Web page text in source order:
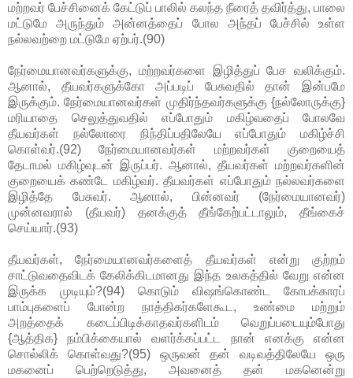
மற்றவர் பேச்சினைக் கேட்டுப் பாலில் கலந்த நீரைத் தவிர்த்து, பாலை
மட்டுமே அருந்தும் அன்னத்தைப் போல அந்தப் பேச்சில் உள்ள
நல்லவற்றை மட்டுமே ஏற்பர்.(90)
நேர்மையானவர்களுக்கு, மற்றவர்களை இழித்துப் பேச வலிக்கும்.
ஆனால், தீயவர்களுக்கோ அப்படிப் பேசுவதில் தான் இன்பமே
இருக்கும். நேர்மையானவர்கள் முதிர்ந்தவர்களுக்கு {நல்லோருக்கு}
மரியாதை செலுத்துவதில் எப்போதும் மகிழ்வதைப் போலவே
தீயவர்கள் நல்லோரை நிந்திப்பதிலேயே எப்போதும் மகிழ்ச்சி
கொள்வர்.(92) நேர்மையானவர்கள் மற்றவர்கள் குறையைத்
தேடாமல் மகிழ்வுடன் இருப்பர். ஆனால், தீயவர்கள் மற்றவர்களின்
குறையைக் கண்டே மகிழ்வர். தீயவர்கள் எப்போதும் நல்லவர்களை
இழித்தே பேசுவர். ஆனால், பின்னவர் (நேர்மையானவர்)
முன்னவரால் (தீயவர்) தனக்குத் தீங்கேற்பட்டாலும், தீங்கைச்
செய்யார்.(93)
தீயவர்கள், நேர்மையானவர்களைத் தீயவர்கள் என்று குற்றம்
சாட்டுவதைவிடக் கேலிக்கிடமானது இந்த உலகத்தில் வேறு என்ன
இருக்க முடியும்?(94) கொடும் விஷங்கொண்ட கோபக்காரப்
பாம்புகளைப் போன்ற நாத்திகர்களேகூட, உண்மை மற்றும்
அறத்தைக் கடைப்பிடிக்காதவர்களிடம் வெறுப்படையும்போது
{ஆத்திக} நம்பிக்கையால் வளர்க்கப்பட்ட நான் எனக்கு என்ன
சொல்லிக் கொள்வது?(95) ஒருவன் தன் வடிவத்திலேயே ஒரு
மகனைப் பெற்றெடுத்து, அவனைத் தன் மகனென்று